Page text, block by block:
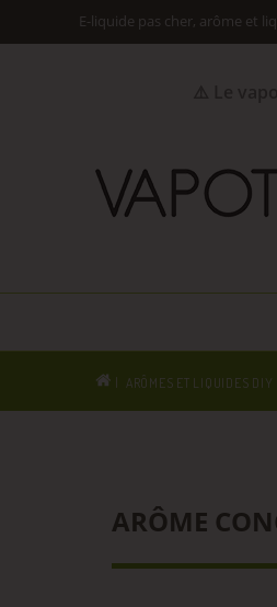
E-liquide pas cher, arôme et
ARÔMES ET LIQUIDES DIY
ARÔME